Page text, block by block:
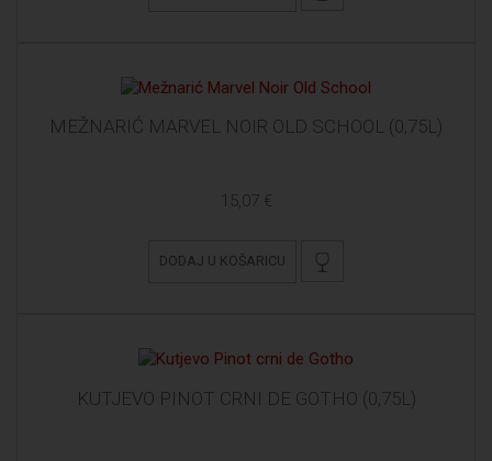
MEŽNARIĆ MARVEL NOIR OLD SCHOOL (0,75L)
15,07 €
DODAJ U KOŠARICU
KUTJEVO PINOT CRNI DE GOTHO (0,75L)